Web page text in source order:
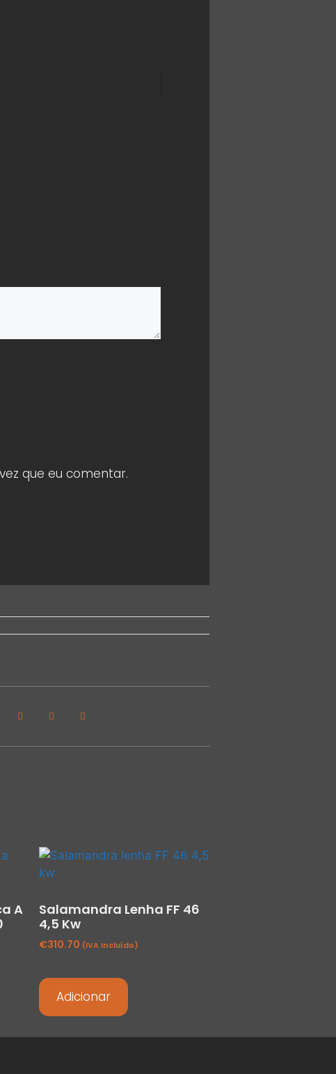
que eu comentar.
A
Salamandra Lenha FF 46
4,5 Kw
€310.70 (IVA Incluído)
Adicionar